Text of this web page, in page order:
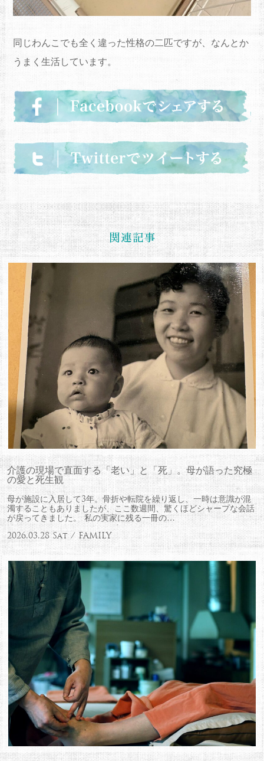
同じわんこでも全く違った性格の二匹ですが、なんとか
うまく生活しています。
介護の現場で直面する「老い」と「死」。母が語った究極
の愛と死生観
母が施設に入居して3年。骨折や転院を繰り返し、一時は意識が混
濁することもありましたが、ここ数週間、驚くほどシャープな会話
が戻ってきました。 私の実家に残る一冊の…
2026.03.28 Sat / FAMILY